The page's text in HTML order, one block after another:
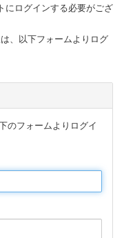
にログインする必要がござ
、以下フォームよりログ
のフォームよりログイ